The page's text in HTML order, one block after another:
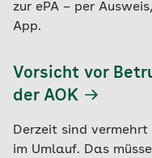
zur ePA – per
App.
Vorsicht vor
der AOK
Derzeit sind vermehrt
im Umlauf. Das